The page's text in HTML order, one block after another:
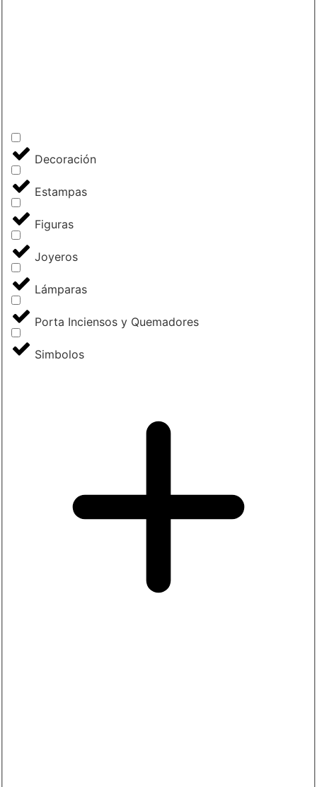
Decoración
Estampas
Figuras
Joyeros
Lámparas
Porta Inciensos y Quemadores
Simbolos